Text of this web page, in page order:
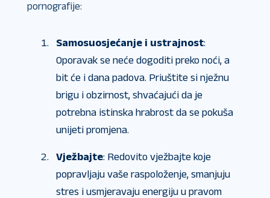
pornografije:
Samosuosjećanje i ustrajnost:
Oporavak se neće dogoditi preko noći, a
bit će i dana padova. Priuštite si nježnu
brigu i obzirnost, shvaćajući da je
potrebna istinska hrabrost da se pokuša
unijeti promjena.
Vježbajte: Redovito vježbajte koje
popravljaju vaše raspoloženje, smanjuju
stres i usmjeravaju energiju u pravom